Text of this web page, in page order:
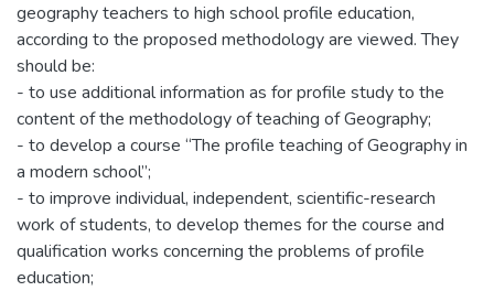
geography teachers to high school profile education,
according to the proposed methodology are viewed. They
should be:
- to use additional information as for profile study to the
content of the methodology of teaching of Geography;
- to develop a course “The profile teaching of Geography in
a modern school”;
- to improve individual, independent, scientific-research
work of students, to develop themes for the course and
qualification works concerning the problems of profile
education;